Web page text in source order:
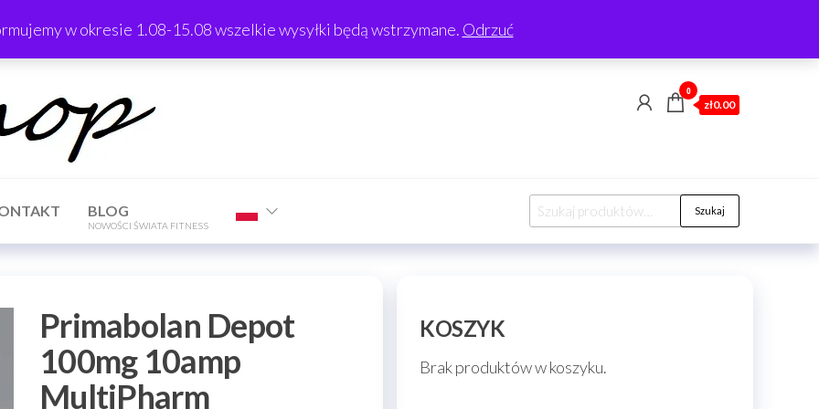
w okresie 1.08-15.08 wszelkie wysyłki będą wstrzymane. Odrzuć
TrTShop
0
zł0.00
BLOG
NOWOŚCI ŚWIATA FITNESS
Szukaj: Szukaj
Primabolan Depot
100mg 10amp
MultiPharm
KOSZYK
Brak produktów w koszyku.